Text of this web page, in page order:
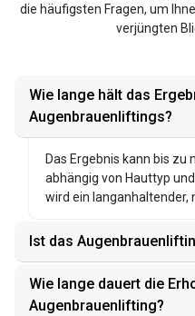
die häufigsten Fragen, um
verjüngten
Wie lange hält das
Augenbrauenliftings?
Das Ergebnis kann bis
abhängig von Hauttyp
wird ein
Ist das
Wie lange dauert die
Augenbrauenlifting?